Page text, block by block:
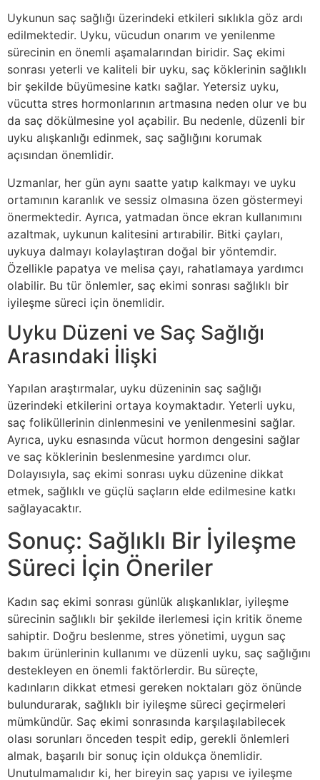
Uykunun saç sağlığı üzerindeki etkileri sıklıkla göz ardı
edilmektedir. Uyku, vücudun onarım ve yenilenme
sürecinin en önemli aşamalarından biridir. Saç ekimi
sonrası yeterli ve kaliteli bir uyku, saç köklerinin sağlıklı
bir şekilde büyümesine katkı sağlar. Yetersiz uyku,
vücutta stres hormonlarının artmasına neden olur ve bu
da saç dökülmesine yol açabilir. Bu nedenle, düzenli bir
uyku alışkanlığı edinmek, saç sağlığını korumak
açısından önemlidir.
Uzmanlar, her gün aynı saatte yatıp kalkmayı ve uyku
ortamının karanlık ve sessiz olmasına özen göstermeyi
önermektedir. Ayrıca, yatmadan önce ekran kullanımını
azaltmak, uykunun kalitesini artırabilir. Bitki çayları,
uykuya dalmayı kolaylaştıran doğal bir yöntemdir.
Özellikle papatya ve melisa çayı, rahatlamaya yardımcı
olabilir. Bu tür önlemler, saç ekimi sonrası sağlıklı bir
iyileşme süreci için önemlidir.
Uyku Düzeni ve Saç Sağlığı
Arasındaki İlişki
Yapılan araştırmalar, uyku düzeninin saç sağlığı
üzerindeki etkilerini ortaya koymaktadır. Yeterli uyku,
saç foliküllerinin dinlenmesini ve yenilenmesini sağlar.
Ayrıca, uyku esnasında vücut hormon dengesini sağlar
ve saç köklerinin beslenmesine yardımcı olur.
Dolayısıyla, saç ekimi sonrası uyku düzenine dikkat
etmek, sağlıklı ve güçlü saçların elde edilmesine katkı
sağlayacaktır.
Sonuç: Sağlıklı Bir İyileşme
Süreci İçin Öneriler
Kadın saç ekimi sonrası günlük alışkanlıklar, iyileşme
sürecinin sağlıklı bir şekilde ilerlemesi için kritik öneme
sahiptir. Doğru beslenme, stres yönetimi, uygun saç
bakım ürünlerinin kullanımı ve düzenli uyku, saç sağlığını
destekleyen en önemli faktörlerdir. Bu süreçte,
kadınların dikkat etmesi gereken noktaları göz önünde
bulundurarak, sağlıklı bir iyileşme süreci geçirmeleri
mümkündür. Saç ekimi sonrasında karşılaşılabilecek
olası sorunları önceden tespit edip, gerekli önlemleri
almak, başarılı bir sonuç için oldukça önemlidir.
Unutulmamalıdır ki, her bireyin saç yapısı ve iyileşme